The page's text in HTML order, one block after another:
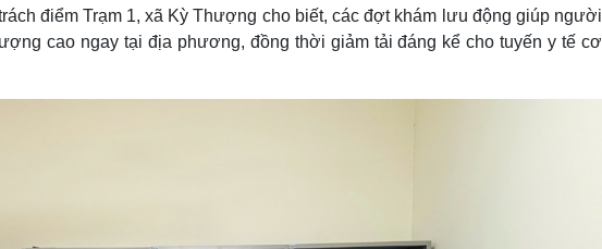
điểm Trạm 1, xã Kỳ Thượng cho biết, các đợt khám lưu động giúp người
cao ngay tại địa phương, đồng thời giảm tải đáng kể cho tuyến y tế cơ